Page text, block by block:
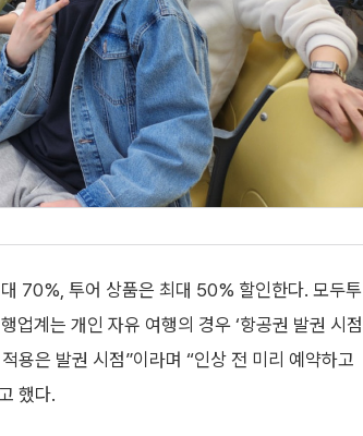
70%, 투어 상품은 최대 50% 할인한다. 모두투
업계는 개인 자유 여행의 경우 ‘항공권 발권 시점
용은 발권 시점”이라며 “인상 전 미리 예약하고
했다.